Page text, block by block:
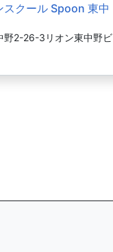
スクール Spoon 東中
野2-26-3リオン東中野ビ